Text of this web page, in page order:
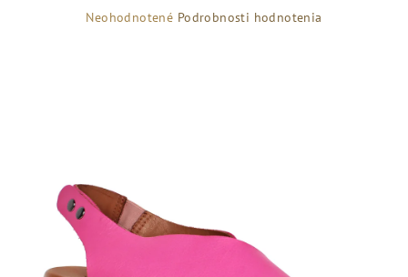
Priemerné
Neohodnotené Podrobnosti hodnotenia